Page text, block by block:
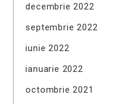
decembrie 2022
septembrie 2022
iunie 2022
ianuarie 2022
octombrie 2021